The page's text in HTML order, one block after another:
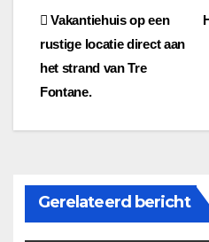
Vakantiehuis op een
rustige locatie direct aan
het strand van Tre
Fontane.
Gerelateerd bericht